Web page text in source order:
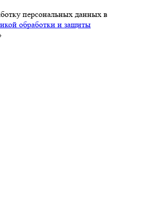
персональных данных в
обработки и защиты